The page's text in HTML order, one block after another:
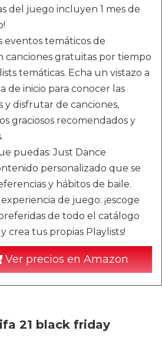
del juego incluyen 1 mes de
eventos temáticos de
canciones gratuitas por tiempo
temáticas. Echa un vistazo a
de inicio para conocer las
y disfrutar de canciones,
graciosos recomendados y
puedas: Just Dance
personalizado que se
y hábitos de baile.
de juego: ¡escoge
de todo el catálogo
crea tus propias Playlists!
Ver precios en Amazon
21 black friday